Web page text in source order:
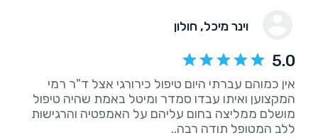
וינר מיכל, חולון
5.0
אין כמוהם עברתי היום טיפול כירורגי אצל ד"ר רמי
המקצוען ואיתו עבדו סמדר ומיטל באמת שהיה טיפול
מושלם ממליצה בחום עליהם על האמפטיה והרגישות
ללב המטופל תודה רבה..